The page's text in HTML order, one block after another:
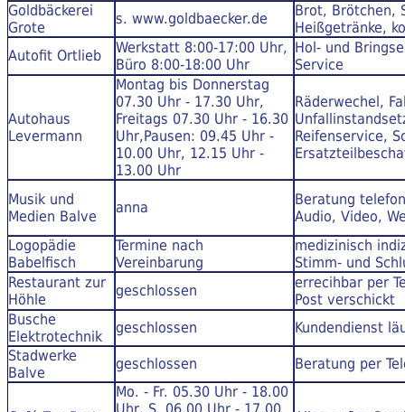
Goldbäckerei
Grote
s. www.goldbaecker.de
Brot, Brötchen,
Heißgetränke,
Autofit Ortlieb
Werkstatt 8:00-17:00 Uhr,
Büro 8:00-18:00 Uhr
Hol- und
Service
Autohaus
Levermann
Montag bis Donnerstag
07.30 Uhr - 17.30 Uhr,
Freitags 07.30 Uhr - 16.30
Uhr,Pausen: 09.45 Uhr -
10.00 Uhr, 12.15 Uhr -
13.00 Uhr
Räderwechel,
Reifenservice,
Musik und
Medien Balve
anna
Beratung
Audio, Video,
Logopädie
Babelfisch
Termine nach
Vereinbarung
medizinisch
Stimm- und
Restaurant zur
Höhle
geschlossen
errecihbar per
Post verschickt
Busche
Elektrotechnik
geschlossen
Kundendienst
Stadwerke
Balve
geschlossen Beratung per
Mo. - Fr. 05.30 Uhr - 18.00